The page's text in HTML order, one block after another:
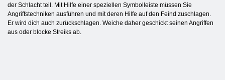
der Schlacht teil. Mit Hilfe einer speziellen Symbolleiste müssen Sie
Angriffstechniken ausführen und mit deren Hilfe auf den Feind zuschlagen.
Er wird dich auch zurückschlagen. Weiche daher geschickt seinen Angriffen
aus oder blocke Streiks ab.